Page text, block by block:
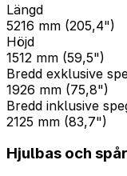
Längd
5216 mm (205,4")
Höjd
1512 mm (59,5")
Bredd exklusive
1926 mm (75,8")
Bredd inklusive
2125 mm (83,7")
Hjulbas och